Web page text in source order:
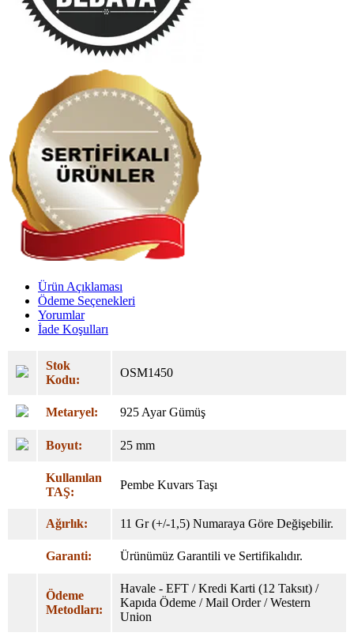
Ürün Açıklaması
Ödeme Seçenekleri
Yorumlar
İade Koşulları
Stok
Kodu:
OSM1450
Metaryel: 925 Ayar Gümüş
Boyut: 25 mm
Kullanılan
TAŞ:
Pembe Kuvars Taşı
Ağırlık: 11 Gr (+/-1,5) Numaraya Göre Değişebilir.
Garanti: Ürünümüz Garantili ve Sertifikalıdır.
Ödeme
Metodları:
Havale - EFT / Kredi Karti (12 Taksıt) /
Kapıda Ödeme / Mail Order / Western
Union